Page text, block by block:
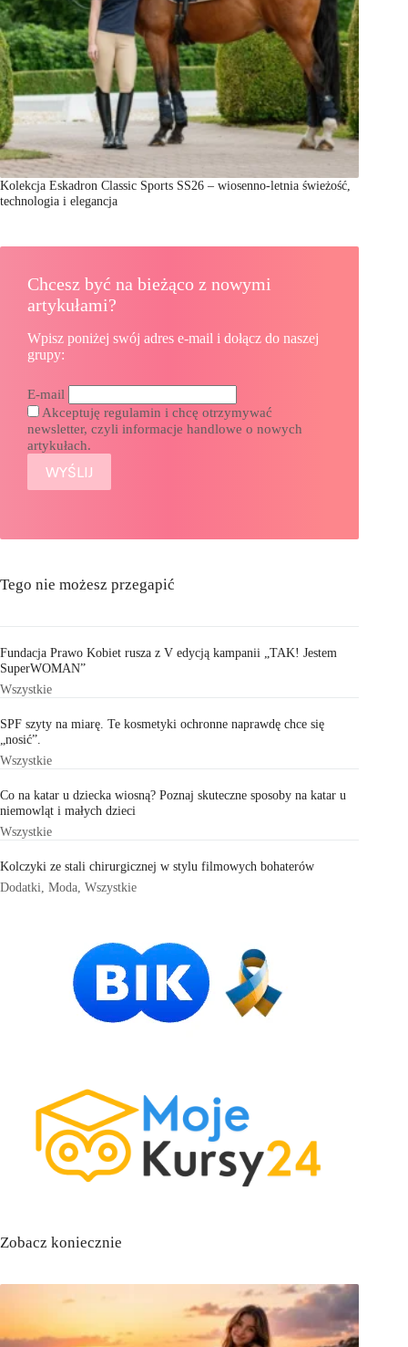
Kolekcja Eskadron Classic Sports SS26 – wiosenno-letnia świeżość,
technologia i elegancja
Chcesz być na bieżąco z nowymi
artykułami?
Wpisz poniżej swój adres e-mail i dołącz do naszej
grupy:
E-mail
Akceptuję regulamin i chcę otrzymywać
newsletter, czyli informacje handlowe o nowych
artykułach.
Tego nie możesz przegapić
Fundacja Prawo Kobiet rusza z V edycją kampanii „TAK! Jestem
SuperWOMAN”
Wszystkie
SPF szyty na miarę. Te kosmetyki ochronne naprawdę chce się
„nosić”.
Wszystkie
Co na katar u dziecka wiosną? Poznaj skuteczne sposoby na katar u
niemowląt i małych dzieci
Wszystkie
Kolczyki ze stali chirurgicznej w stylu filmowych bohaterów
Dodatki Moda Wszystkie
Zobacz koniecznie